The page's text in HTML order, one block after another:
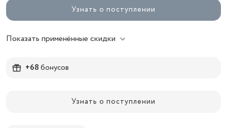
Узнать о поступлении
Показать применённые скидки
+68бонусов
Узнать о поступлении